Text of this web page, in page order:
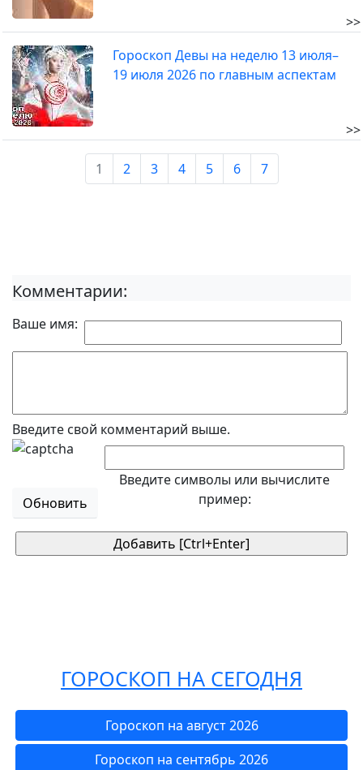
>>
Гороскоп Девы на неделю 13 июля–
19 июля 2026 по главным аспектам
>>
1 2 3 4 5 6 7
Комментарии:
Ваше имя:
Введите свой комментарий выше.
Обновить
Введите символы или вычислите
пример:
ГОРОСКОП НА СЕГОДНЯ
Гороскоп на август 2026
Гороскоп на сентябрь 2026